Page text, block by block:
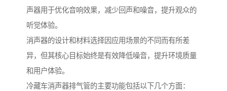
声器用于优化音响效果，减少回声和噪音，提升观众的
听觉体验。
消声器的设计和材料选择因应用场景的不同而有所差
异，但其核心目标始终是有效降低噪音，提升环境质量
和用户体验。
冷藏车消声器排气管的主要功能包括以下几个方面：